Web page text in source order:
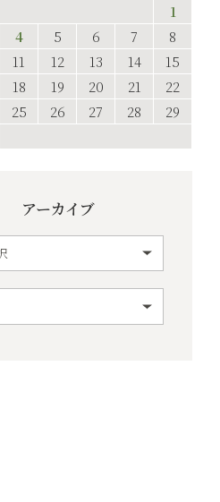
1
4 5 6 7
8
11 12 13 14
15
18 19 20 21
22
25 26 27 28
29
アーカイブ